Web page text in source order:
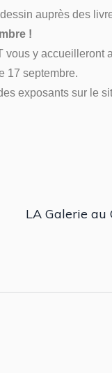
auprès des
!
vous y accueilleront
17 septembre.
exposants sur le
LA Galerie au